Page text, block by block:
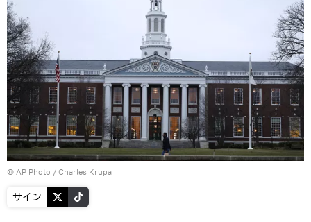
© AP Photo / Charles Krupa
サイン